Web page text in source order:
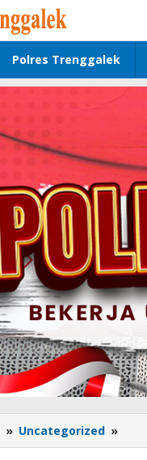
Polres Trenggalek
» Uncategorized »
DVI